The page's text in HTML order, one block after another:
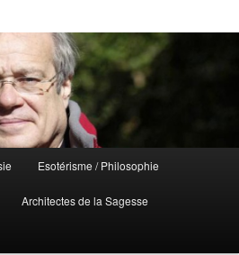
Esotérisme / Philosophie
Architectes de la Sagesse